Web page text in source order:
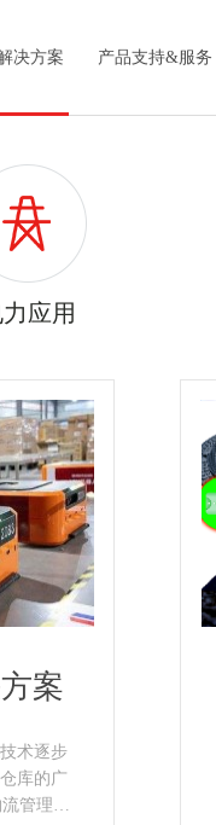
决方案 产品支持&服务
应用
案
术逐步
库的广
管理系